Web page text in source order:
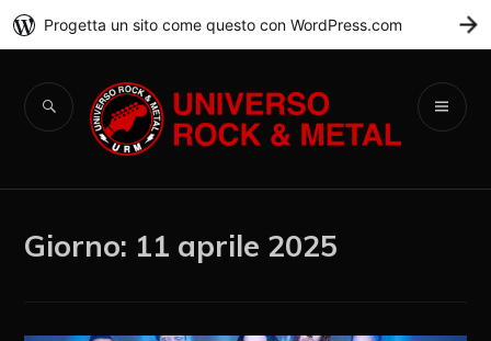
Universo Rock &
Metal
Giorno: 11 aprile 2025
Progetta un sito come questo con WordPress.com